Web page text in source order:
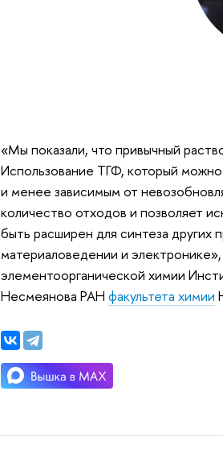
«Мы показали, что привычный
Использование ТГФ, который
и менее зависимым от
количество отходов и позволяет
быть расширен для синтеза других
материаловедении и
элементоорганической химии
Несмеянова РАН факультета химии